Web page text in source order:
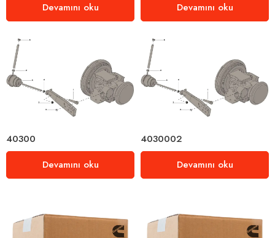
Devamını oku Devamını oku
40300
Devamını oku
4030002
Devamını oku